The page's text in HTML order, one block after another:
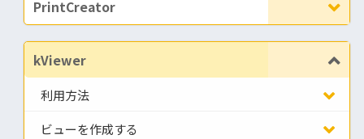
PrintCreator
kViewer
利用方法
ビューを作成する